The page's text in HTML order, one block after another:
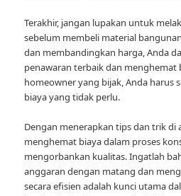
Terakhir, jangan lupakan untuk
sebelum membeli material
dan membandingkan harga, Anda
penawaran terbaik dan menghemat
homeowner yang bijak, Anda harus
biaya yang tidak perlu.
Dengan menerapkan tips dan trik di
menghemat biaya dalam proses
mengorbankan kualitas. Ingatlah
anggaran dengan matang dan
secara efisien adalah kunci utama